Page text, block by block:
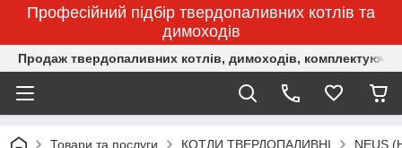
Професійний підбір твердопаливних котлів та
димоходів
Продаж твердопаливних котлів, димоходів,
Товари та послуги КОТЛИ ТВЕРДОПАЛИВНІ NEUS